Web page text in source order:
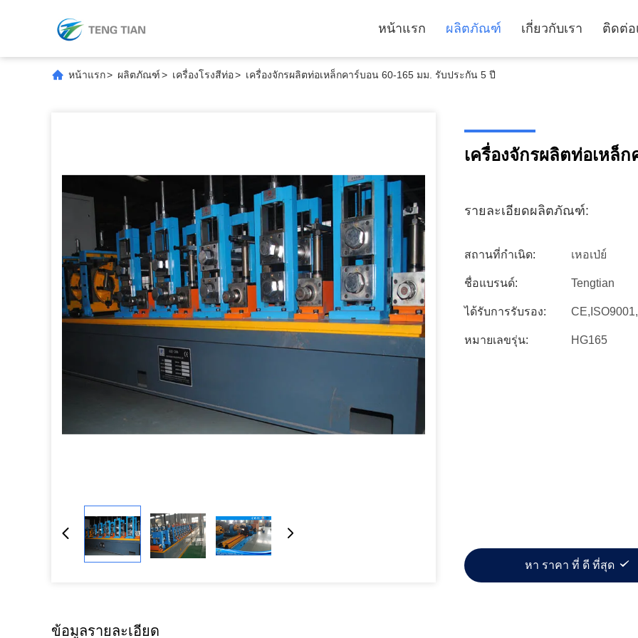
หน้าแรก ผลิตภัณฑ์ เกี่ยวกับเรา ติดต่อ
หน้าแรก> ผลิตภัณฑ์> เครื่องโรงสีท่อ> เครื่องจักรผลิตท่อเหล็กคาร์บอน 60-165 มม. รับประกัน 5 ปี
เครื่องจักรผลิตท่อเหล็
รายละเอียดผลิตภัณฑ์:
สถานที่กำเนิด: เหอเป่ย์
ชื่อแบรนด์: Tengtian
ได้รับการรับรอง:
หมายเลขรุ่น: HG165
หา ราคา ที่ ดี ที่สุด
ข้อมูลรายละเอียด